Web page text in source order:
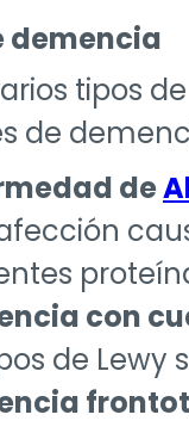
demencia
tipos
de
de
con
de Lewy